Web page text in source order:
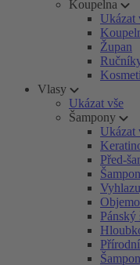
Koupelna
Ukázat
Župan
Vlasy
Ukázat vše
Šampony
Ukázat
Před-
Pánský